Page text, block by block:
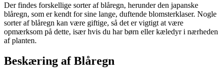
Der findes forskellige sorter af blåregn, herunder den japanske
blåregn, som er kendt for sine lange, duftende blomsterklaser. Nogle
sorter af blåregn kan være giftige, så det er vigtigt at være
opmærksom på dette, især hvis du har børn eller kæledyr i nærheden
af planten.
Beskæring af Blåregn